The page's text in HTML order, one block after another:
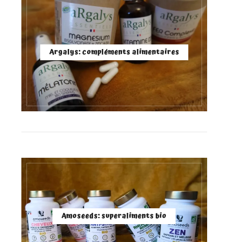
Argalys: compléments alimentaires
Amoseeds: superaliments bio